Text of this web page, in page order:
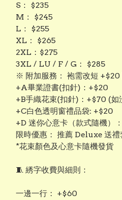
​S： $235
​M： $245
​L： $255
​XL： $265
​2XL：$275
3XL / LU / F / G： $285
​※ 附加服務： 袍需改短
+A畢業證書(扣針)：+$20
+B手織花束(扣針)：+$70 (如
+C白色透明窗禮品袋: +$20
+D 迷你心意卡（款式隨機）
限時優惠： 推薦 Deluxe 送
*花束顏色及心意卡隨機發貨
​🧵 綉字收費與細則：
​一邊一行： +$60